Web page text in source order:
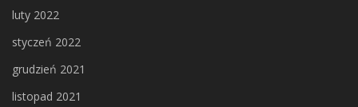
luty 2022
styczeń 2022
grudzień 2021
listopad 2021